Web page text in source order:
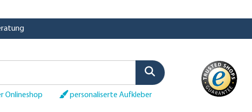
Onlineshop personaliserte Aufkleber